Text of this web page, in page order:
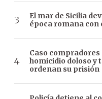
El mar de Sicilia
época romana con
Caso
homicidio doloso y
ordenan su prisión